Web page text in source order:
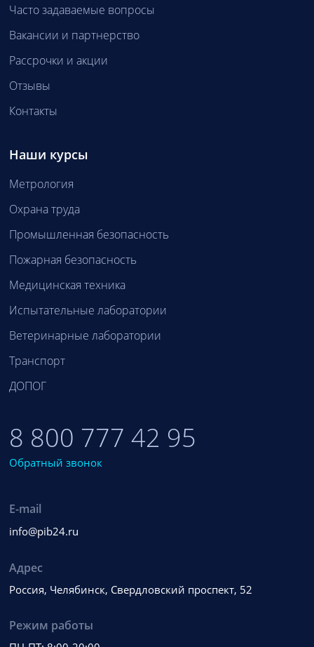
Часто задаваемые вопросы
Вакансии и партнерство
Рассрочки и акции
Отзывы
Контакты
Наши курсы
Метрология
Охрана труда
Промышленная безопасность
Пожарная безопасность
Медицинская техника
Испытательные лаборатории
Ветеринарные лаборатории
Транспорт
ДОПОГ
8 800 777 42 95
Обратный звонок
E-mail
info@pib24.ru
Адрес
Россия, Челябинск, Свердловский проспект, 52
Режим работы